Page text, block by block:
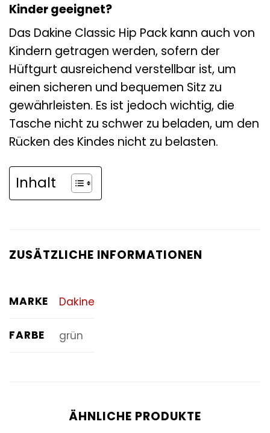
Kinder geeignet?
Das Dakine Classic Hip Pack kann auch von
Kindern getragen werden, sofern der
Hüftgurt ausreichend verstellbar ist, um
einen sicheren und bequemen Sitz zu
gewährleisten. Es ist jedoch wichtig, die
Tasche nicht zu schwer zu beladen, um den
Rücken des Kindes nicht zu belasten.
Inhalt
ZUSÄTZLICHE INFORMATIONEN
MARKE Dakine
FARBE grün
ÄHNLICHE PRODUKTE